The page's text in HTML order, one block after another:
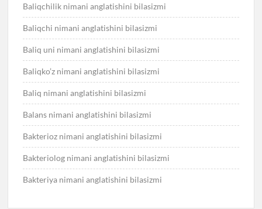
Baliqchilik nimani anglatishini bilasizmi
Baliqchi nimani anglatishini bilasizmi
Baliq uni nimani anglatishini bilasizmi
Baliqko’z nimani anglatishini bilasizmi
Baliq nimani anglatishini bilasizmi
Balans nimani anglatishini bilasizmi
Bakterioz nimani anglatishini bilasizmi
Bakteriolog nimani anglatishini bilasizmi
Bakteriya nimani anglatishini bilasizmi